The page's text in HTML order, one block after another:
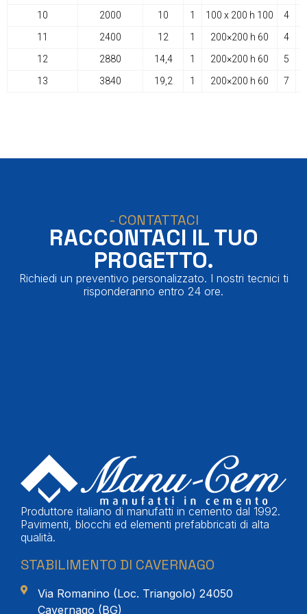
10
2000 10 1 100 x 200 h 100 4
11
2400 12 1 200×200 h 60 4
12
2880 14,4 1 200×200 h 60 5
13
3840 19,2 1 200×200 h 60 7
- CONTATTACI
RACCONTACI IL TUO
PROGETTO.
Richiedi un preventivo personalizzato. I nostri tecnici ti
risponderanno entro 24 ore.
Produttore italiano di manufatti in cemento dal 1992.
Pavimenti, blocchi ed elementi prefabbricati di alta
qualità.
STABILIMENTO DI CAVERNAGO
Via Romanino (Loc. Triangolo) 24050
Cavernago (BG)